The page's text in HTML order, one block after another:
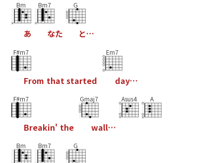
Bm
あ
Bm7
なた
G
と…
F#m7
From that started
Em7
day…
F#m7
Breakin' the
Gmaj7
wall…
Asus4 A
Bm Bm7 G